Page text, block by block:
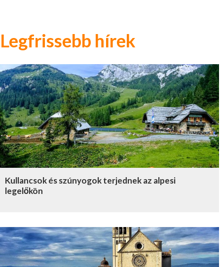
Legfrissebb hírek
Kullancsok és szúnyogok terjednek az alpesi
legelőkön